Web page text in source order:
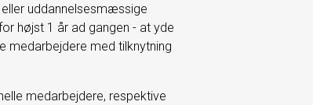
uddannelsesmæssige
højst 1 år ad gangen - at yde
medarbejdere med tilknytning
medarbejdere, respektive